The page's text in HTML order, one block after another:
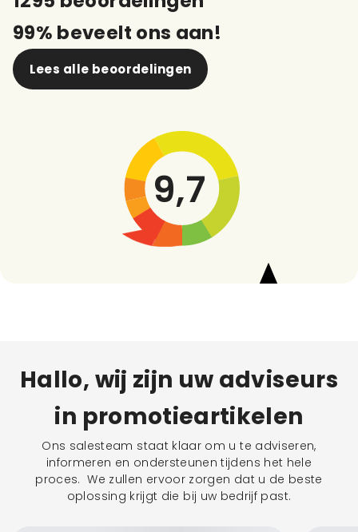
99% beveelt ons aan!
Lees alle beoordelingen
9,7
Hallo, wij zijn uw adviseurs
in promotieartikelen
Ons salesteam staat klaar om u te adviseren,
informeren en ondersteunen tijdens het hele
proces. We zullen ervoor zorgen dat u de beste
oplossing krijgt die bij uw bedrijf past.